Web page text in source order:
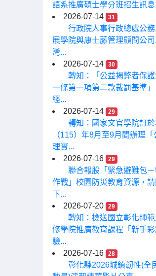
語系推廣碩士學分班招生訊息
2026-07-14
31
行政院人事行政總處公
展學院與康士藤管理顧問公
灣...
2026-07-14
30
轉知：「公益揭弊者保
一條第一項第二款裁罰基準
經...
2026-07-14
29
轉知：國家文官學院訂
（115）年8月至9月間辦理「
理實...
2026-07-16
29
聯合報股「緊急避難包
作戰」校園防災教育資源，
下...
2026-07-20
29
轉知：檢送國立彰化師
修學院推廣教育課程「新手
驗...
2026-07-16
28
彰化縣2026城鎮韌性(全